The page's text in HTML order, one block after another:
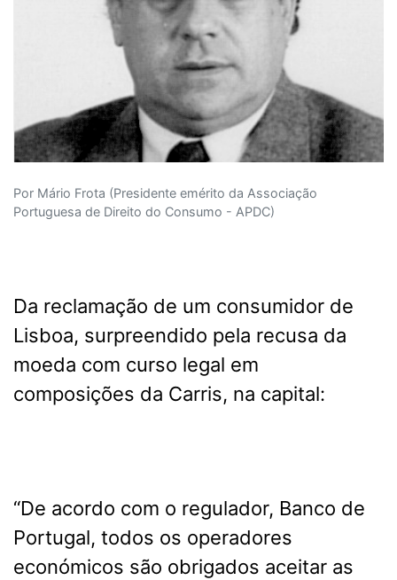
Por Mário Frota (Presidente emérito da Associação
Portuguesa de Direito do Consumo - APDC)
Da reclamação de um consumidor de
Lisboa, surpreendido pela recusa da
moeda com curso legal em
composições da Carris, na capital:
“De acordo com o regulador, Banco de
Portugal, todos os operadores
económicos são obrigados aceitar as